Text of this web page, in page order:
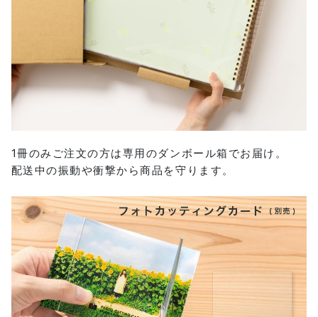
1冊のみご注文の方は専用のダンボール箱でお届け。
配送中の振動や衝撃から商品を守ります。